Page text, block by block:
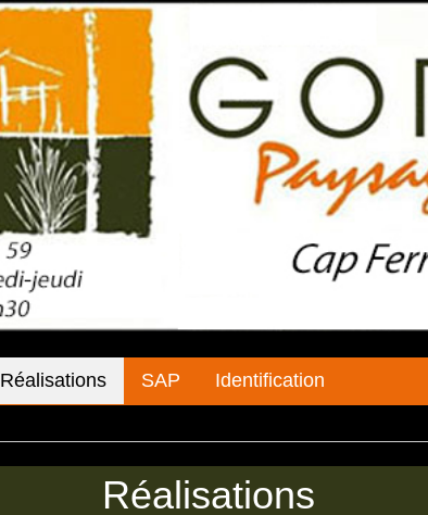
Réalisations SAP Identification
Réalisations